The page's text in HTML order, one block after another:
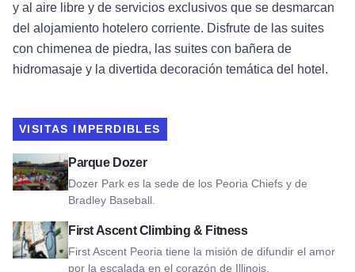
y al aire libre y de servicios exclusivos que se desmarcan
del alojamiento hotelero corriente. Disfrute de las suites
con chimenea de piedra, las suites con bañera de
hidromasaje y la divertida decoración temática del hotel.
VISITAS IMPERDIBLES
Parque Dozer
Dozer Park es la sede de los Peoria Chiefs y de
Bradley Baseball.
Ver Dozer Park
First Ascent Climbing & Fitness
First Ascent Peoria tiene la misión de difundir el amor
por la escalada en el corazón de Illinois.
Ver First Ascent Climbing & Fitness